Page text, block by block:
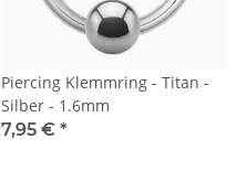
Piercing Klemmring - Titan -
Silber - 1.6mm
7,95 € *